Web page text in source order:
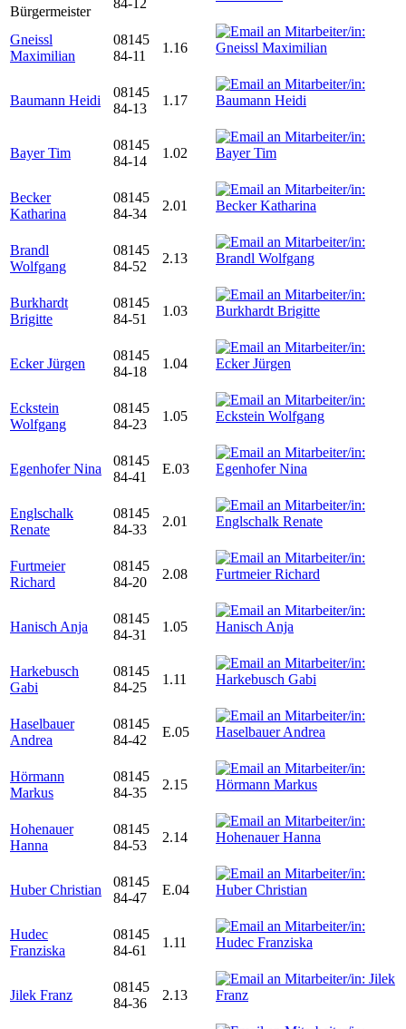
Bürgermeister
84-12
Gneissl
Maximilian
08145
84-11
1.16
Baumann Heidi
08145
84-13
1.17
Bayer Tim
08145
84-14
1.02
Becker
Katharina
08145
84-34
2.01
Brandl
Wolfgang
08145
84-52
2.13
Burkhardt
Brigitte
08145
84-51
1.03
Ecker Jürgen
08145
84-18
1.04
Eckstein
Wolfgang
08145
84-23
1.05
Egenhofer Nina
08145
84-41
E.03
Englschalk
Renate
08145
84-33
2.01
Furtmeier
Richard
08145
84-20
2.08
Hanisch Anja
08145
84-31
1.05
Harkebusch
Gabi
08145
84-25
1.11
Haselbauer
Andrea
08145
84-42
E.05
Hörmann
Markus
08145
84-35
2.15
Hohenauer
Hanna
08145
84-53
2.14
Huber Christian
08145
84-47
E.04
Hudec
Franziska
08145
84-61
1.11
Jilek Franz
08145
84-36
2.13